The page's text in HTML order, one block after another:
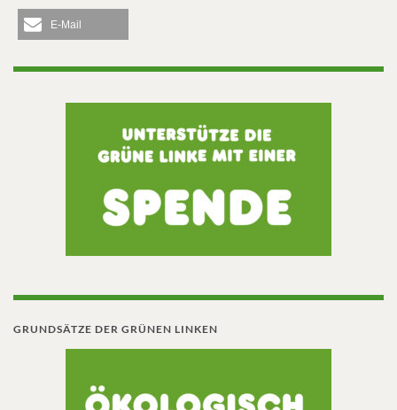
E-Mail
GRUNDSÄTZE DER GRÜNEN LINKEN